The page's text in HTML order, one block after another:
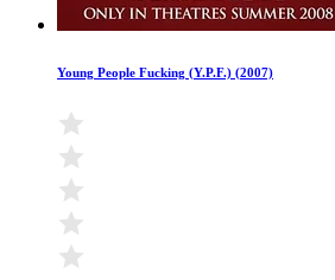
Young People Fucking (Y.P.F.) (2007)